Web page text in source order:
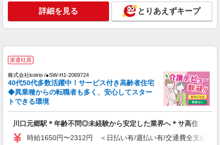
埼玉県川口市川口駅周辺
キープ 詳細を見る
株式会社トラストグロース 新宿本社 第3営業部
デイサービスでの介護士
時給：初任者研修1500円〜/実務者研修1600
円〜/介護福祉士1650円〜 ※資格や経験などによ
キープ 詳細を見る
詳細を見る とりあえずキープ
派遣社員
株式会社kotrio /●SW-H1-2069724
40代50代多数活躍中！サービス付き高齢者住宅
◆異業種からの転職者も多く、安心してスター
トできる環境
川口元郷駅＊年齢不問◎未経験から安定した業界へ＊サ高住
時給1650円〜2312円 ＜日払い有/週払い有/交通費全支給(ガ